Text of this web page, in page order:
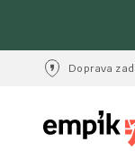
Doprava